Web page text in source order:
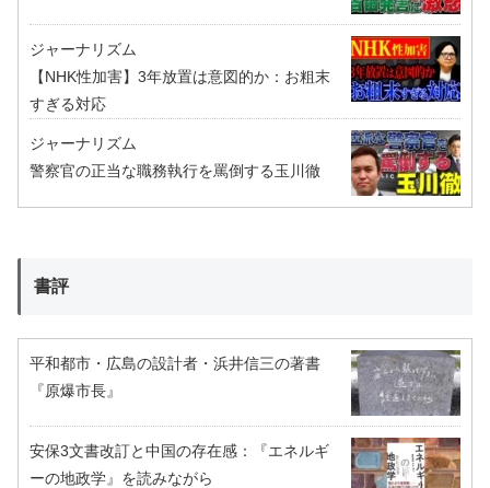
ジャーナリズム
【NHK性加害】3年放置は意図的か：お粗末
すぎる対応
ジャーナリズム
警察官の正当な職務執行を罵倒する玉川徹
書評
平和都市・広島の設計者・浜井信三の著書
『原爆市長』
安保3文書改訂と中国の存在感：『エネルギ
ーの地政学』を読みながら